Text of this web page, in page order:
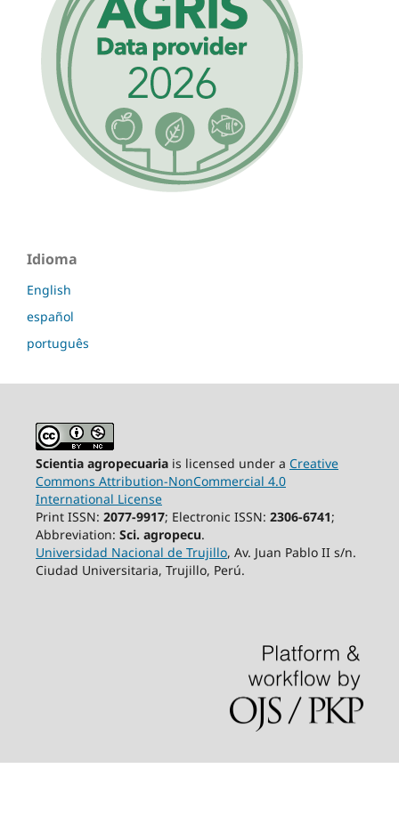
Idioma
English
español
português
Scientia agropecuariais licensed under a Creative
Commons Attribution-NonCommercial 4.0
International License
Print ISSN: 2077-9917; Electronic ISSN: 2306-6741;
Abbreviation: Sci. agropecu.
Universidad Nacional de Trujillo, Av. Juan Pablo II s/n.
Ciudad Universitaria, Trujillo, Perú.